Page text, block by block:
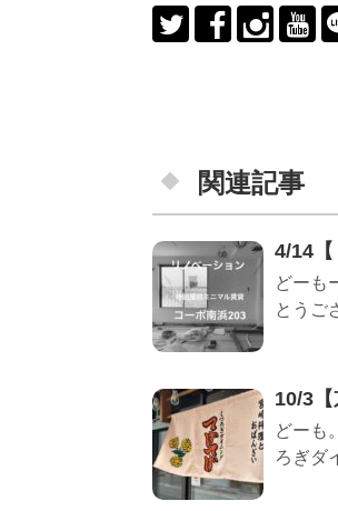
関連記事
4/14
どーも
とうご
10/3
どーも
ろぎダ